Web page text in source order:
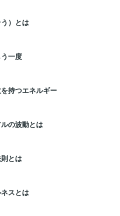
）とは
一度
持つエネルギー
の波動とは
とは
スとは